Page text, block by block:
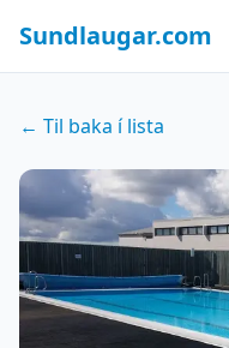
Sundlaugar.com
← Til baka í lista